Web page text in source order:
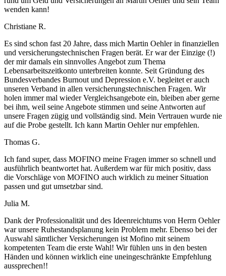
wenden kann!
Christiane R.
Es sind schon fast 20 Jahre, dass mich Martin Oehler in finanziellen
und versicherungstechnischen Fragen berät. Er war der Einzige (!)
der mir damals ein sinnvolles Angebot zum Thema
Lebensarbeitszeitkonto unterbreiten konnte. Seit Gründung des
Bundesverbandes Burnout und Depression e.V. begleitet er auch
unseren Verband in allen versicherungstechnischen Fragen. Wir
holen immer mal wieder Vergleichsangebote ein, bleiben aber gerne
bei ihm, weil seine Angebote stimmen und seine Antworten auf
unsere Fragen zügig und vollständig sind. Mein Vertrauen wurde nie
auf die Probe gestellt. Ich kann Martin Oehler nur empfehlen.
Thomas G.
Ich fand super, dass MOFINO meine Fragen immer so schnell und
ausführlich beantwortet hat. Außerdem war für mich positiv, dass
die Vorschläge von MOFINO auch wirklich zu meiner Situation
passen und gut umsetzbar sind.
Julia M.
Dank der Professionalität und des Ideenreichtums von Herrn Oehler
war unsere Ruhestandsplanung kein Problem mehr. Ebenso bei der
Auswahl sämtlicher Versicherungen ist Mofino mit seinem
kompetenten Team die erste Wahl! Wir fühlen uns in den besten
Händen und können wirklich eine uneingeschränkte Empfehlung
aussprechen!!